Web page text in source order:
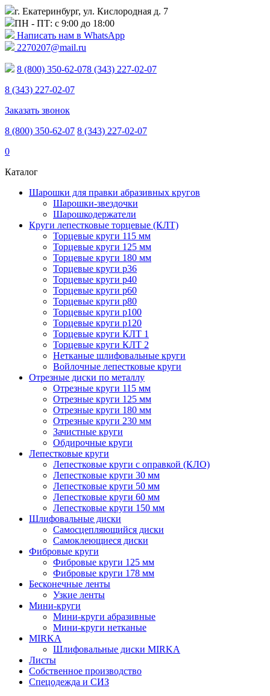
г. Екатеринбург, ул. Кислородная д. 7
ПН - ПТ: с 9:00 до 18:00
Написать нам в WhatsApp
2270207@mail.ru
8 (800) 350-62-078 (343) 227-02-07
8 (343) 227-02-07
Заказать звонок
8 (800) 350-62-07 8 (343) 227-02-07
0
Каталог
Шарошки для правки абразивных кругов
Шарошки-звездочки
Шарошкодержатели
Круги лепестковые торцевые (КЛТ)
Торцевые круги 115 мм
Торцевые круги 125 мм
Торцевые круги 180 мм
Торцевые круги p36
Торцевые круги p40
Торцевые круги p60
Торцевые круги p80
Торцевые круги p100
Торцевые круги p120
Торцевые круги КЛТ 1
Торцевые круги КЛТ 2
Нетканые шлифовальные круги
Войлочные лепестковые круги
Отрезные диски по металлу
Отрезные круги 115 мм
Отрезные круги 125 мм
Отрезные круги 180 мм
Отрезные круги 230 мм
Зачистные круги
Обдирочные круги
Лепестковые круги
Лепестковые круги с оправкой (КЛО)
Лепестковые круги 30 мм
Лепестковые круги 50 мм
Лепестковые круги 60 мм
Лепестковые круги 150 мм
Шлифовальные диски
Самосцепляющийся диски
Самоклеющиеся диски
Фибровые круги
Фибровые круги 125 мм
Фибровые круги 178 мм
Бесконечные ленты
Узкие ленты
Мини-круги
Мини-круги абразивные
Мини-круги нетканые
MIRKA
Шлифовальные диски MIRKA
Листы
Собственное производство
Спецодежда и СИЗ